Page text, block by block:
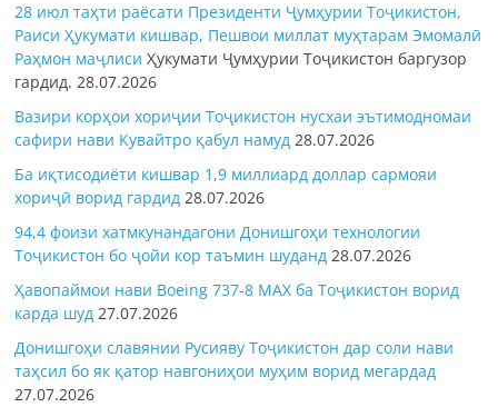
28 июл таҳти раёсати Президенти Ҷумҳурии Тоҷикистон,
Раиси Ҳукумати кишвар, Пешвои миллат муҳтарам Эмомалӣ
Раҳмон маҷлисиҲукумати Ҷумҳурии Тоҷикистон баргузор
гардид.28.07.2026
Вазири корҳои хориҷии Тоҷикистон нусхаи эътимодномаи
сафири нави Кувайтро қабул намуд 28.07.2026
Ба иқтисодиёти кишвар 1,9 миллиард доллар сармояи
хориҷӣ ворид гардид 28.07.2026
94,4 фоизи хатмкунандагони Донишгоҳи технологии
Тоҷикистон бо ҷойи кор таъмин шуданд 28.07.2026
Ҳавопаймои нави Boeing 737-8 MAX ба Тоҷикистон ворид
карда шуд 27.07.2026
Донишгоҳи славянии Русияву Тоҷикистон дар соли нави
таҳсил бо як қатор навгониҳои муҳим ворид мегардад
27.07.2026